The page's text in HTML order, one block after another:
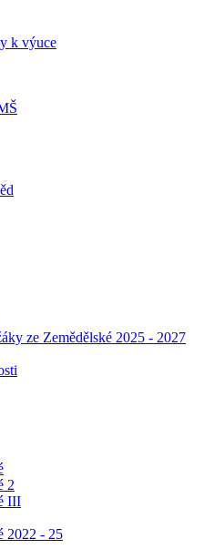
k výuce
ze Zemědělské 2025 - 2027
2
III
2022 - 25